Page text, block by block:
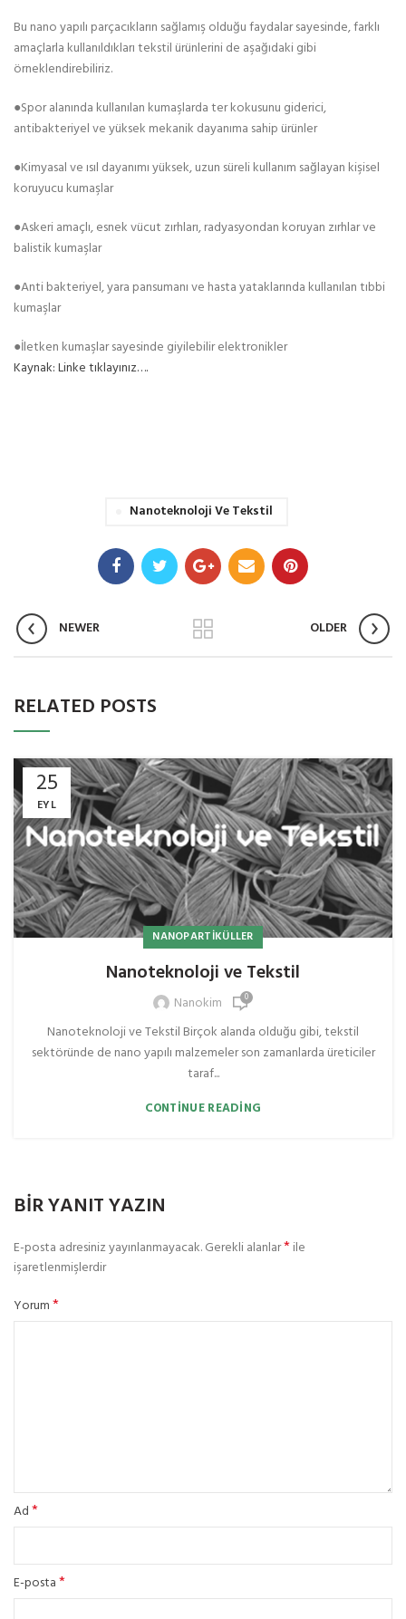
Bu nano yapılı parçacıkların sağlamış olduğu faydalar sayesinde, farklı
amaçlarla kullanıldıkları tekstil ürünlerini de aşağıdaki gibi
örneklendirebiliriz.
●Spor alanında kullanılan kumaşlarda ter kokusunu giderici,
antibakteriyel ve yüksek mekanik dayanıma sahip ürünler
●Kimyasal ve ısıl dayanımı yüksek, uzun süreli kullanım sağlayan kişisel
koruyucu kumaşlar
●Askeri amaçlı, esnek vücut zırhları, radyasyondan koruyan zırhlar ve
balistik kumaşlar
●Anti bakteriyel, yara pansumanı ve hasta yataklarında kullanılan tıbbi
kumaşlar
●İletken kumaşlar sayesinde giyilebilir elektronikler
Kaynak: Linke tıklayınız….
Nanoteknoloji Ve Tekstil
NEWER OLDER
RELATED POSTS
25
EYL
NANOPARTIKÜLLER
Nanoteknoloji ve Tekstil
Nanokim 0
Nanoteknoloji ve Tekstil Birçok alanda olduğu gibi, tekstil
sektöründe de nano yapılı malzemeler son zamanlarda üreticiler
taraf...
CONTINUE READING
BIR YANIT YAZIN
E-posta adresiniz yayınlanmayacak.Gerekli alanlar*ile
işaretlenmişlerdir
Yorum*
Ad*
E-posta*